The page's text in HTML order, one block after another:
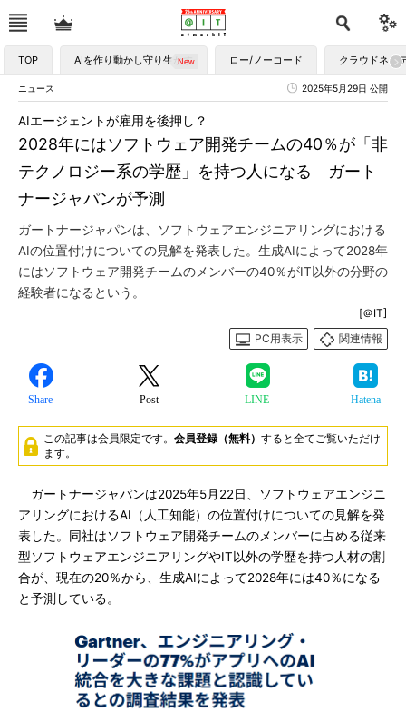
TOP AIを作り動かし守り生かす ロー/ノーコード クラウドネイ
ニュース 2025年5月29日 公開
2028年にはソフトウェア開発チームの40％が「非
テクノロジー系の学歴」を持つ人になる ガート
ナージャパンが予測
AIエージェントが雇用を後押し？
ガートナージャパンは、ソフトウェアエンジニアリングにおける
AIの位置付けについての見解を発表した。生成AIによって2028年
にはソフトウェア開発チームのメンバーの40％がIT以外の分野の
経験者になるという。
[＠IT]
PC用表示
関連情報
Share Post LINE Hatena
この記事は会員限定です。 会員登録（無料） すると全てご覧いただけ
ます。
ガートナージャパンは2025年5月22日、ソフトウェアエンジニ
アリングにおけるAI（人工知能）の位置付けについての見解を発
表した。同社はソフトウェア開発チームのメンバーに占める従来
型ソフトウェアエンジニアリングやIT以外の学歴を持つ人材の割
合が、現在の20％から、生成AIによって2028年には40％になる
と予測している。